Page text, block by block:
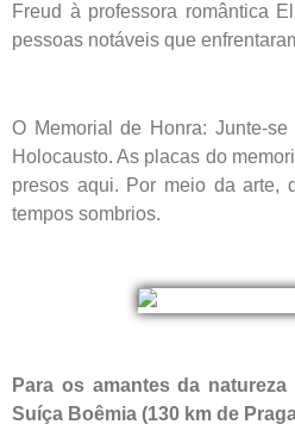
Freud à professora romântica
pessoas notáveis que
O Memorial de Honra: Junte-
Holocausto. As placas do
presos aqui. Por meio da arte,
tempos sombrios.
Para os amantes da
Suíça Boêmia (130 km de